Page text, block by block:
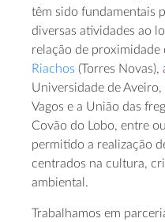
têm sido fundamentais
diversas atividades ao
relação de proximidade
Riachos (Torres Novas),
Universidade de
Vagos e a União das
Covão do Lobo, entre
permitido a realização
centrados na cultura,
ambiental.
Trabalhamos em